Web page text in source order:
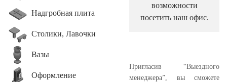
Надгробная плита
Столики, Лавочки
Вазы
Оформление
возможности
посетить наш офис.
Пригласив “Выездного
менеджера”, вы сможете